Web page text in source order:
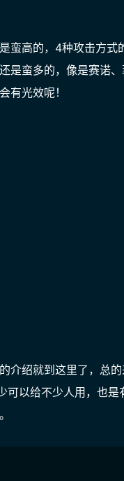
蛮高的，4种攻击方
是蛮多的，像是赛诺
有光效呢！
介绍就到这里了，总
可以给不少人用，也